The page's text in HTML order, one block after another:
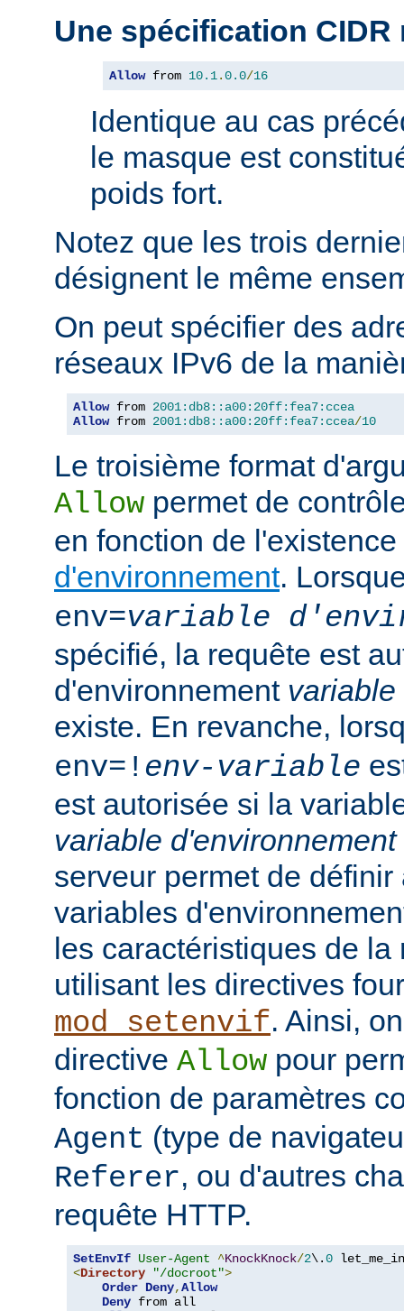
Une spécification CIDR
Allow from 10.1.0.0/16
Identique au cas
le masque est
poids fort.
Notez que les trois
désignent le même
On peut spécifier des
réseaux IPv6 de la
Allow from 2001:db8::a00:20ff:fea7:ccea
Allow from 2001:db8::a00:20ff:fea7:ccea/10
Le troisième format
Allow permet de
en fonction de
d'environnement.
env=variable
spécifié, la requête est
d'environnement
existe. En revanche,
env=! env-variable
est autorisée si la
variable d'environnement
serveur permet de
variables
les caractéristiques de
utilisant les directives
mod_setenvif. Ainsi,
directive Allow pour
fonction de paramètres
Agent (type de
Referer, ou d'autres
requête HTTP.
SetEnvIf User-Agent ^KnockKnock/2\.0
<Directory "/docroot">
Order Deny,Allow
Deny from all